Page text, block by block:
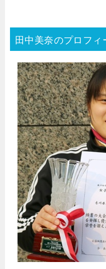
田中美奈のプロフィ